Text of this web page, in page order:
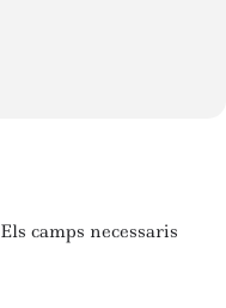
Els camps necessaris